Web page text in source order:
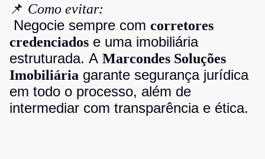
📌 Como evitar:
Negocie sempre com corretores
credenciados e uma imobiliária
estruturada. A Marcondes Soluções
Imobiliária garante segurança jurídica
em todo o processo, além de
intermediar com transparência e ética.